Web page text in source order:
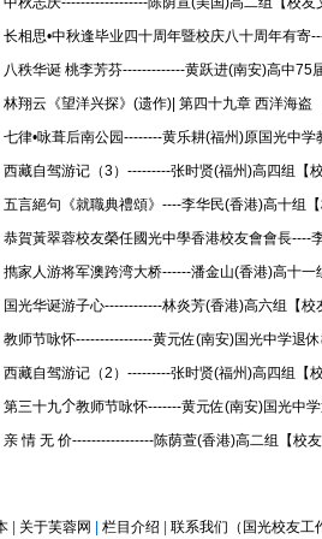
长相思•中秋逢毕业四十周年暨校庆八十周年有寄
八秩华诞 桃李芳芬-------------黄跃进(南安)高中75
林翔云《望洋兴探》(遗作)| 第四十九章 西洋海盗
七律•咏葺后南公园--------黄乐耕(福州)原国光中学
西藏自驾游记（3）---------张时贤(福州)高四组【校
五言絕句《就職典禮頌》----李华民(香港)高十组【
恭賀黃翠蓉校友榮任國光中學香港校友會會長----
擕家人游将军澳跨湾大桥------潘金山(香港)高十一
国光华诞游子心------------林炎芳(香港)高六组【校
教师节咏怀----------------黄元佐(南安)国光中学退休
西藏自驾游记（2）---------张时贤(福州)高四组【校
第三十九𠆤教师节咏怀-------黄元佐(南安)国光中学
亲 情 无 价-----------------陈荫萱(香港)高二组【校友
关于芙蓉网 |栏目介绍 |联系我们（国光校友工